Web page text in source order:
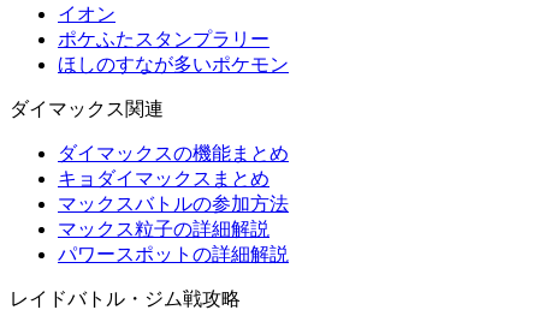
イオン
ポケふたスタンプラリー
ほしのすなが多いポケモン
ダイマックス関連
ダイマックスの機能まとめ
キョダイマックスまとめ
マックスバトルの参加方法
マックス粒子の詳細解説
パワースポットの詳細解説
レイドバトル・ジム戦攻略